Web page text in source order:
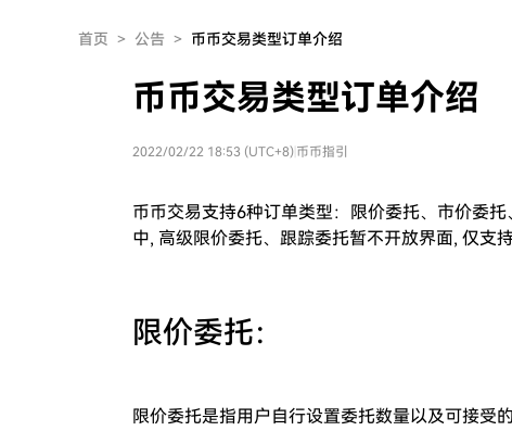
首页 > 公告 > 币币交易类型订单介绍
币币交易类型订单介绍
2022/02/22 18:53 (UTC+8) 币币指引
币币交易支持6种订单类型：限价委托、市价委
中, 高级限价委托、跟踪委托暂不开放界面, 仅支持
限价委托：
限价委托是指用户自行设置委托数量以及可接受